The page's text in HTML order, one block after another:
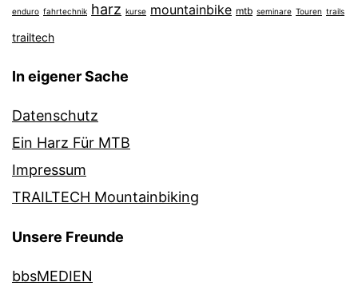
enduro fahrtechnik harz kurse mountainbike mtb seminare Touren trails
trailtech
In eigener Sache
Datenschutz
Ein Harz Für MTB
Impressum
TRAILTECH Mountainbiking
Unsere Freunde
bbsMEDIEN